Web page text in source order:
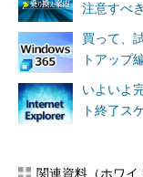
注意すべ
買って、
トアップ編
いよいよ
ト終了ス
関連資料（ホワイ